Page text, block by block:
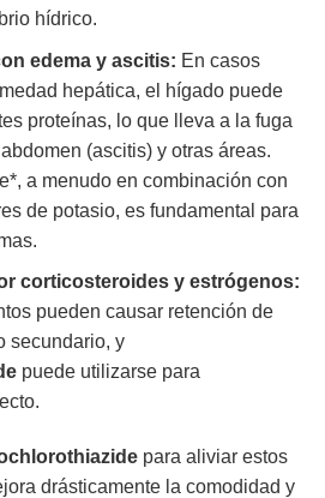
hídrico.
edema y ascitis: En casos
hepática, el hígado puede
proteínas, lo que lleva a la fuga
(ascitis) y otras áreas.
a menudo en combinación con
de potasio, es fundamental para
corticosteroides y estrógenos:
pueden causar retención de
secundario, y
puede utilizarse para
para aliviar estos
drásticamente la comodidad y